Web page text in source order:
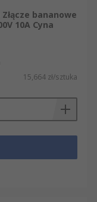
bananowe
10A Cyna
15,664 zł/sztuka